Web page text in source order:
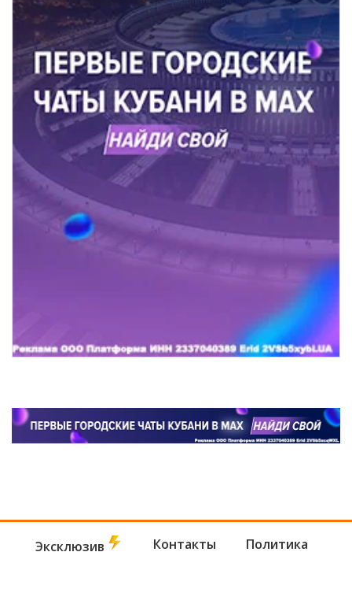
Эксклюзив Контакты Политика